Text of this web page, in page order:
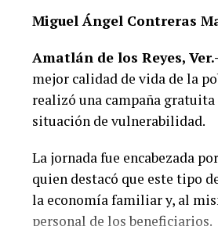
bienestar, podría dar lugar
responsable de mascotas
propietarios— y no en
Hasta el momento, la
cuenta para aplicar dichas
Miguel Ángel Contreras
Amatlán de los Reyes, Ver.-
mejor calidad de vida de la
realizó una campaña gratuita
situación de vulnerabilidad.
La jornada fue encabezada
quien destacó que este tipo
la economía familiar y, al
personal de los beneficiarios.